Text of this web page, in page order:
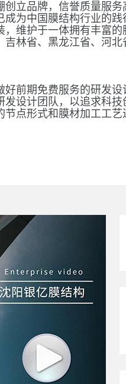
立品牌，信誉质量服务
成为中国膜结构行业的
，维护于一体拥有丰富
林省、黑龙江省、河北
前期免费服务的研发设
发设计团队，以追求科
节点形式和膜材加工工